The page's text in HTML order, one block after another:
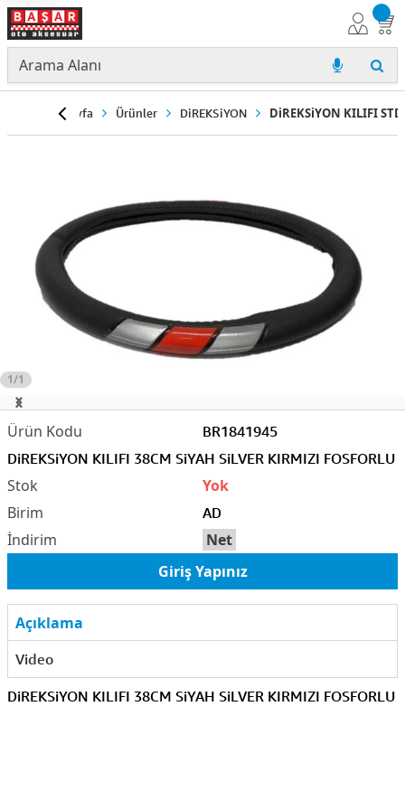
Anasayfa Ürünler DiREKSiYON DiREKSiYON KILIFI
1/1
BR1841945
DiREKSiYON KILIFI 38CM SiYAH SiLVER KIRMIZI FOSFORLU
AD
Net
Yok
Giriş Yapınız
Açıklama
Video
DiREKSiYON KILIFI 38CM SiYAH SiLVER KIRMIZI FOSFORLU